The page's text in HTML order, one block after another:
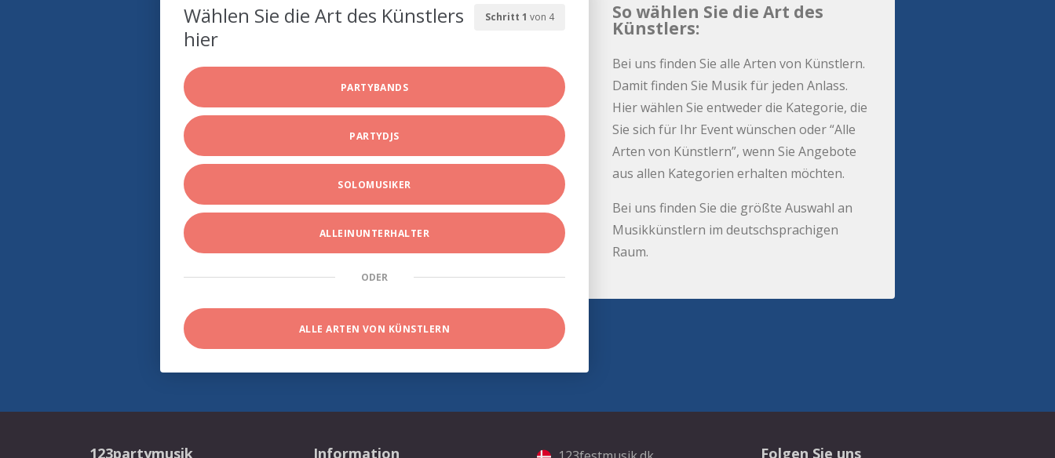
Schritt 1 von 4
Wählen Sie die Art des Künstlers
hier
PARTYBANDS
PARTYDJS
SOLOMUSIKER
ALLEINUNTERHALTER
ODER
ALLE ARTEN VON KÜNSTLERN
So wählen Sie die Art des
Künstlers:
Bei uns finden Sie alle Arten von Künstlern.
Damit finden Sie Musik für jeden Anlass.
Hier wählen Sie entweder die Kategorie, die
Sie sich für Ihr Event wünschen oder “Alle
Arten von Künstlern”, wenn Sie Angebote
aus allen Kategorien erhalten möchten.
Bei uns finden Sie die größte Auswahl an
Musikkünstlern im deutschsprachigen
Raum.
123partymusik Information Folgen Sie uns